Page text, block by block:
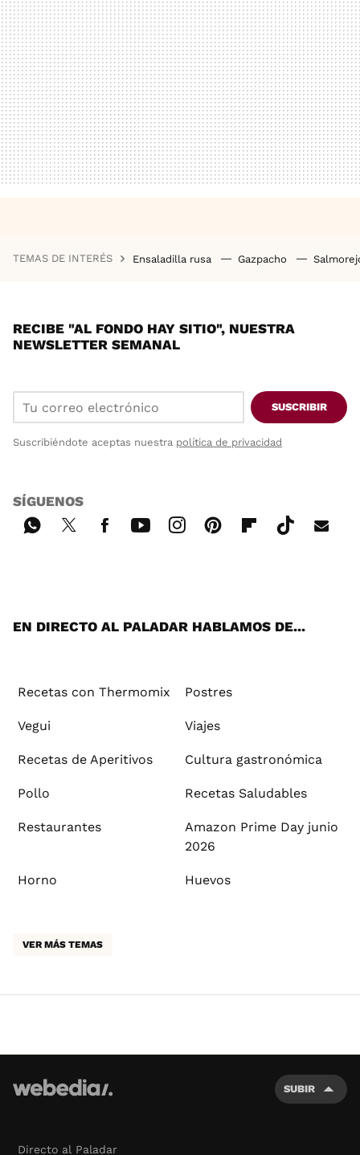
TEMAS DE INTERÉS Ensaladilla rusa Gazpacho
RECIBE "AL FONDO HAY SITIO", NUESTRA
NEWSLETTER SEMANAL
SUSCRIBIR
Suscribiéndote aceptas nuestra política de privacidad
SÍGUENOS
EN DIRECTO AL PALADAR HABLAMOS DE...
Recetas con Thermomix Postres
Vegui Viajes
Recetas de Aperitivos Cultura gastronómica
Pollo Recetas Saludables
Restaurantes
Amazon Prime Day junio
2026
Horno Huevos
VER MÁS TEMAS
SUBIR
Directo al Paladar